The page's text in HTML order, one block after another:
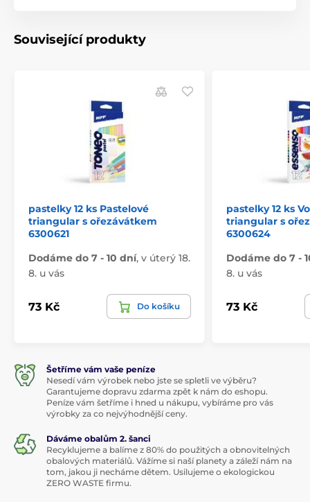
Související produkty
pastelky 12 ks Pastelové
triangular s ořezávátkem
6300621
Dodáme do 7 - 10 dní, v úterý 18.
8. u vás
73 Kč Do košíku
pastelky 12 ks
triangular s
6300624
Dodáme do 7 -
8. u vás
73 Kč
Šetříme vám vaše peníze
Nesedí vám výrobek nebo jste se spletli ve výběru?
Garantujeme dopravu zdarma zpět k nám do eshopu.
Peníze vám šetříme i hned u nákupu, vybíráme pro vás
výrobky za co nejvýhodnější ceny.
Dáváme obalům 2. šanci
Recyklujeme a balíme z 80% do použitých a obnovitelných
obalových materiálů. Vážíme si naší planety a záleží nám na
tom, jakou ji necháme dětem. Usilujeme o ekologickou
ZERO WASTE firmu.